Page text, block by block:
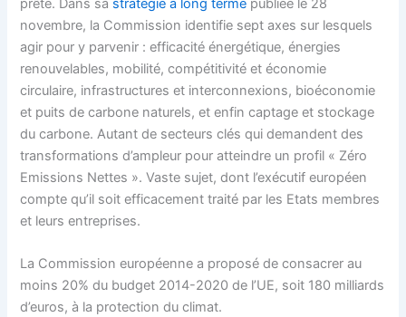
prête. Dans sa stratégie à long terme publiée le 28
novembre, la Commission identifie sept axes sur lesquels
agir pour y parvenir : efficacité énergétique, énergies
renouvelables, mobilité, compétitivité et économie
circulaire, infrastructures et interconnexions, bioéconomie
et puits de carbone naturels, et enfin captage et stockage
du carbone. Autant de secteurs clés qui demandent des
transformations d’ampleur pour atteindre un profil « Zéro
Emissions Nettes ». Vaste sujet, dont l’exécutif européen
compte qu’il soit efficacement traité par les Etats membres
et leurs entreprises.
La Commission européenne a proposé de consacrer au
moins 20% du budget 2014-2020 de l’UE, soit 180 milliards
d’euros, à la protection du climat.